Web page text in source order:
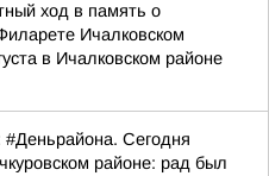
ход в память о
Ичалковском
в Ичалковском районе
Сегодня
районе: рад был